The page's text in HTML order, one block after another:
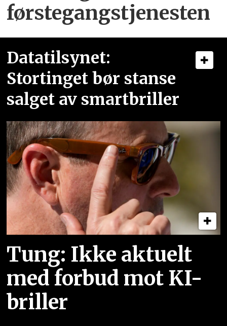
førstegangstjenesten
Datatilsynet:
Stortinget bør stanse
salget av smartbriller
Tung: Ikke aktuelt
med forbud mot KI-
briller